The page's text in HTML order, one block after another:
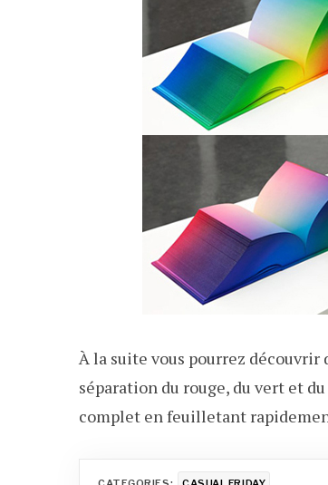
À la suite vous pourrez découvrir
séparation du rouge, du vert et
complet en feuilletant